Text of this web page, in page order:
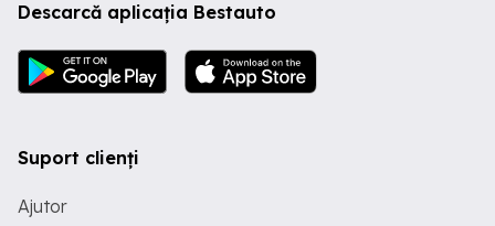
Descarcă aplicația Bestauto
Suport clienți
Ajutor